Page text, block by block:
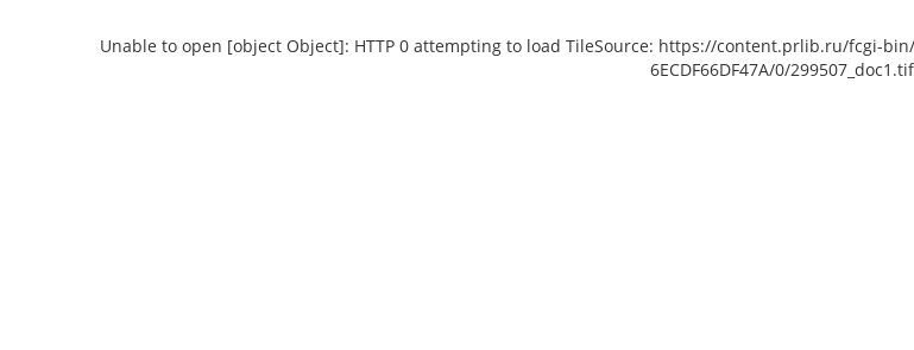
Unable to open [object Object]: HTTP 0 attempting to load TileSource: https://content.prlib.ru/fcgi-
6ECDF66DF47A/0/